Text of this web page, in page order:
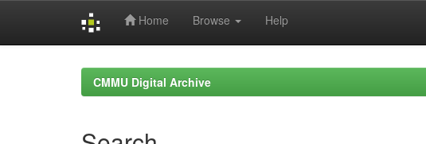
Home Browse Help
CMMU Digital Archive